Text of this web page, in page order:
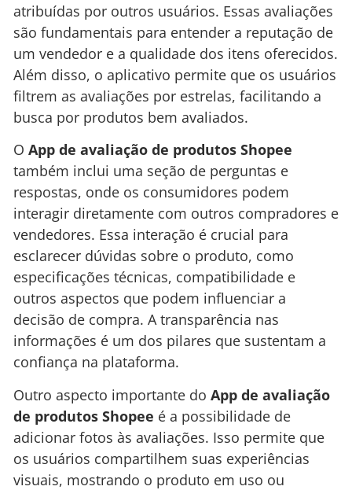
atribuídas por outros usuários. Essas avaliações
são fundamentais para entender a reputação de
um vendedor e a qualidade dos itens oferecidos.
Além disso, o aplicativo permite que os usuários
filtrem as avaliações por estrelas, facilitando a
busca por produtos bem avaliados.
O App de avaliação de produtos Shopee
também inclui uma seção de perguntas e
respostas, onde os consumidores podem
interagir diretamente com outros compradores e
vendedores. Essa interação é crucial para
esclarecer dúvidas sobre o produto, como
especificações técnicas, compatibilidade e
outros aspectos que podem influenciar a
decisão de compra. A transparência nas
informações é um dos pilares que sustentam a
confiança na plataforma.
Outro aspecto importante do App de avaliação
de produtos Shopee é a possibilidade de
adicionar fotos às avaliações. Isso permite que
os usuários compartilhem suas experiências
visuais, mostrando o produto em uso ou